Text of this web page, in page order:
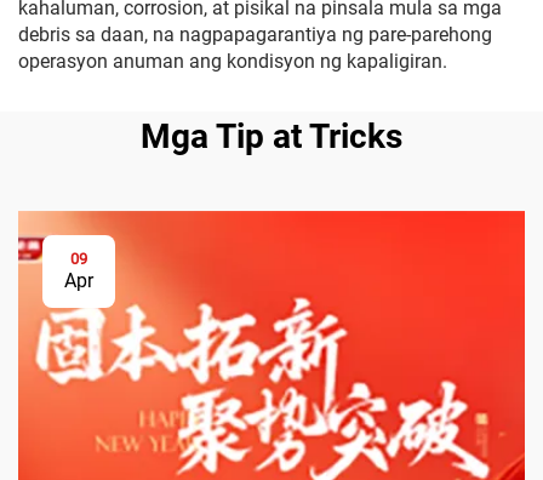
kahaluman, corrosion, at pisikal na pinsala mula sa mga
debris sa daan, na nagpapagarantiya ng pare-parehong
operasyon anuman ang kondisyon ng kapaligiran.
Mga Tip at Tricks
09
Apr